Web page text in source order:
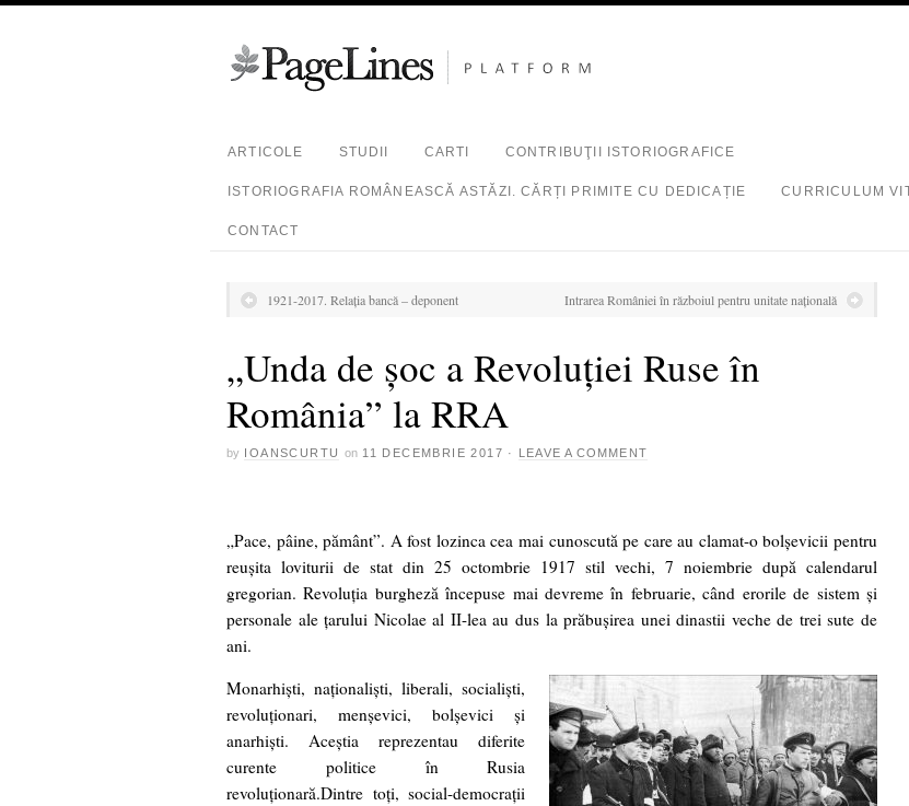
ARTICOLE STUDII CARTI CONTRIBUŢII ISTORIOGRAFICE
ISTORIOGRAFIA ROMÂNEASCĂ ASTĂZI. CĂRȚI PRIMITE CU DEDICAȚIE CURRICULUM
CONTACT
1921-2017. Relația bancă – deponent Intrarea României în războiul pentru unitate naţională
„Unda de şoc a Revoluţiei Ruse în
România” la RRA
by IOANSCURTU on 11 DECEMBRIE 2017 · LEAVE A COMMENT
„Pace, pâine, pământ”. A fost lozinca cea mai cunoscută pe care au clamat-o bolşevicii pentru
reuşita loviturii de stat din 25 octombrie 1917 stil vechi, 7 noiembrie după calendarul
gregorian. Revoluţia burgheză începuse mai devreme în februarie, când erorile de sistem şi
personale ale ţarului Nicolae al II-lea au dus la prăbuşirea unei dinastii veche de trei sute de
ani.
Monarhişti, naţionalişti, liberali, socialişti,
revoluţionari, menşevici, bolşevici şi
anarhişti. Aceştia reprezentau diferite
curente politice în Rusia
revoluţionară.Dintre toţi, social-democraţii